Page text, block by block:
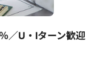
／U・Iターン歓迎